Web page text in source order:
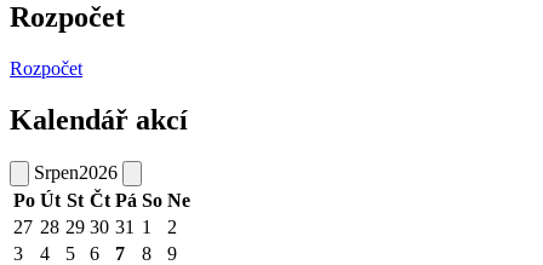
Rozpočet
Rozpočet
Kalendář akcí
Srpen2026
Po Út St Čt Pá So Ne
27 28 29 30 31 1
2
3
4 5 6 7 8
9